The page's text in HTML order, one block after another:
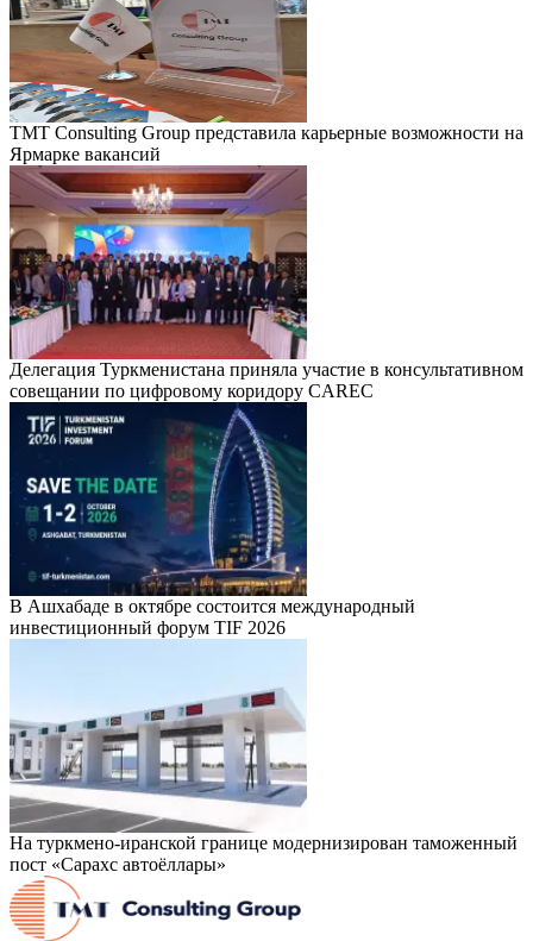
TMT Consulting Group представила карьерные возможности на
Ярмарке вакансий
Делегация Туркменистана приняла участие в консультативном
совещании по цифровому коридору CAREC
В Ашхабаде в октябре состоится международный
инвестиционный форум TIF 2026
На туркмено-иранской границе модернизирован таможенный
пост «Сарахс автоёллары»